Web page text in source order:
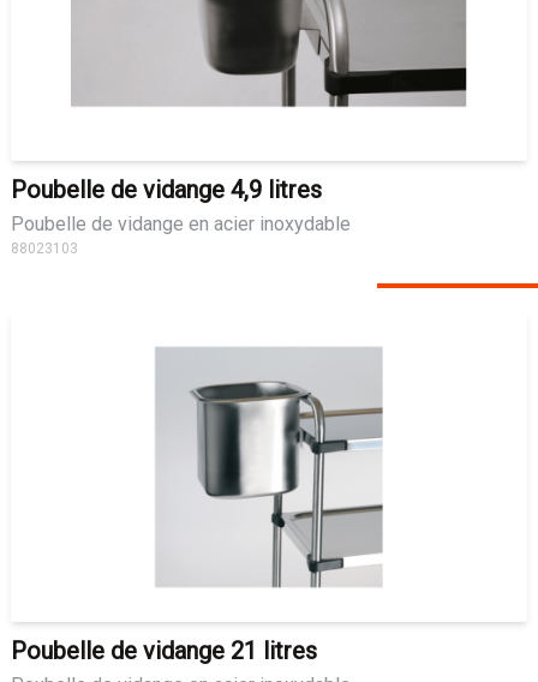
Poubelle de vidange 4,9 litres
Poubelle de vidange en acier inoxydable
88023103
Poubelle de vidange 21 litres